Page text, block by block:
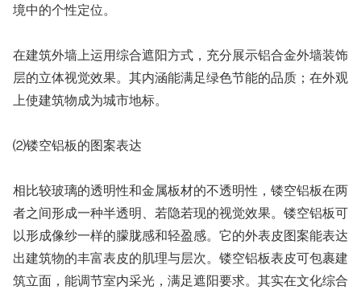
境中的个性定位。
在建筑外墙上运用综合遮阳方式，充分展示铝合金外墙装饰
层的立体视觉效果。其内涵能满足绿色节能的品质；在外观
上使建筑物成为城市地标。
⑵镂空铝板的图案表达
相比较玻璃的透明性和金属板材的不透明性，镂空铝板在两
者之间形成一种半透明、若隐若现的视觉效果。镂空铝板可
以形成像纱一样的朦胧感和轻盈感。它的外表皮图案能表达
出建筑物的丰富表皮的肌理与层次。镂空铝板表皮可包裹建
筑立面，能调节室内采光，满足遮阳要求。其实在文化综合